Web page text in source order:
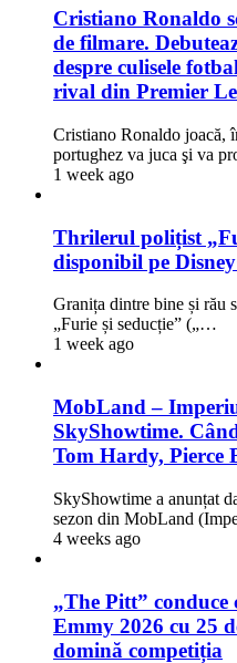
Cristiano Ronaldo
de filmare.
despre culisele
rival din Premier
Cristiano Ronaldo joacă,
portughez va juca şi va
1 week ago
Thrilerul polițist
disponibil pe
Granița dintre bine și rău
„Furie și seducție” („…
1 week ago
MobLand –
SkyShowtime.
Tom Hardy, Pierce
SkyShowtime a anunțat
sezon din MobLand
4 weeks ago
„The Pitt”
Emmy 2026 cu 25
domină competiția